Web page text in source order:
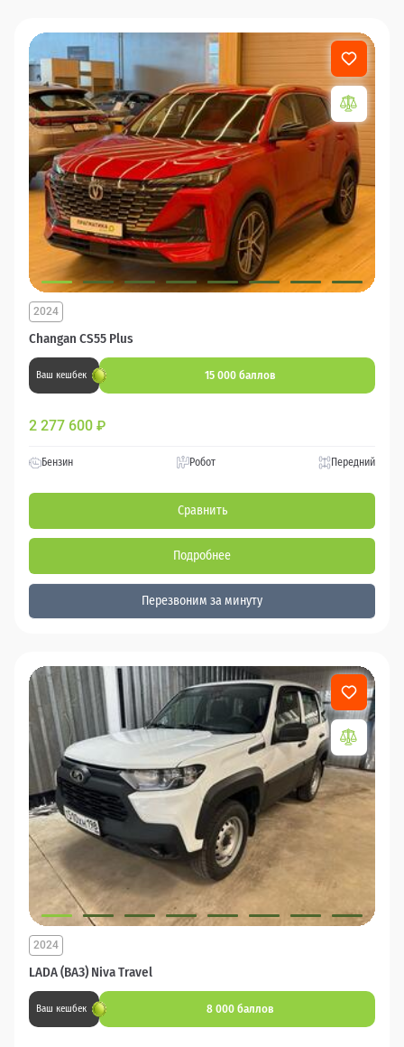
Changan CS55 Plus
2024
Ваш кешбек 15 000 баллов
2 277 600 ₽
Бензин Робот Передний
Сравнить
Подробнее
Перезвоним за минуту
LADA (ВАЗ) Niva Travel
2024
Ваш кешбек 8 000 баллов